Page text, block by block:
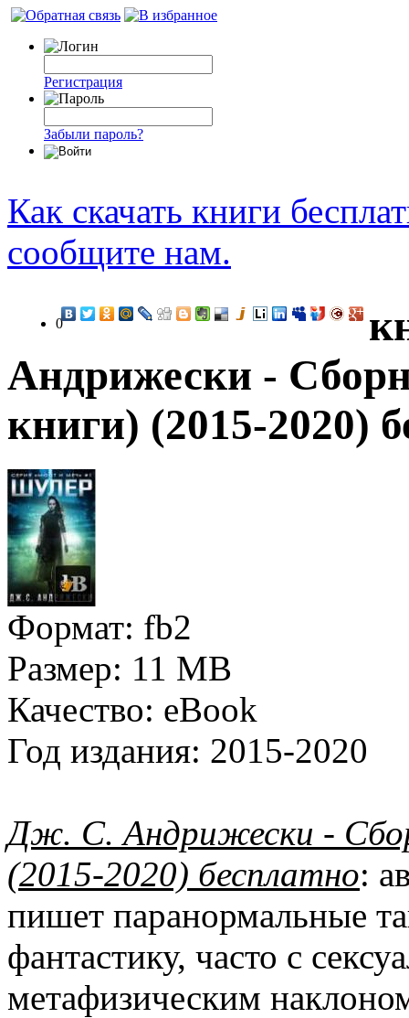
Регистрация
Забыли пароль?
Как скачать книги
сообщите нам.
0
Андрижески -
книги) (2015-2020)
Формат: fb2
Размер: 11 MB
Качество: eBook
Год издания: 2015-2020
Дж. С. Андрижески -
(2015-2020) бесплатно:
пишет паранормальные
фантастику, часто с
метафизическим